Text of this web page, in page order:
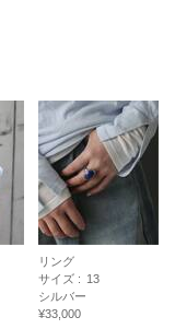
リング
サイズ : 13
シルバー
¥33,000